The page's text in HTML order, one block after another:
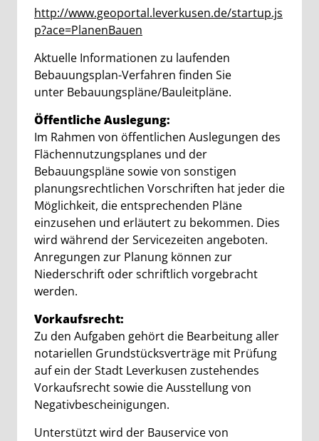
http://www.geoportal.leverkusen.de/startup.js
p?ace=PlanenBauen
Aktuelle Informationen zu laufenden
Bebauungsplan-Verfahren finden Sie
unter Bebauungspläne/Bauleitpläne.
Öffentliche Auslegung:
Im Rahmen von öffentlichen Auslegungen des
Flächennutzungsplanes und der
Bebauungspläne sowie von sonstigen
planungsrechtlichen Vorschriften hat jeder die
Möglichkeit, die entsprechenden Pläne
einzusehen und erläutert zu bekommen. Dies
wird während der Servicezeiten angeboten.
Anregungen zur Planung können zur
Niederschrift oder schriftlich vorgebracht
werden.
Vorkaufsrecht:
Zu den Aufgaben gehört die Bearbeitung aller
notariellen Grundstücksverträge mit Prüfung
auf ein der Stadt Leverkusen zustehendes
Vorkaufsrecht sowie die Ausstellung von
Negativbescheinigungen.
Unterstützt wird der Bauservice von